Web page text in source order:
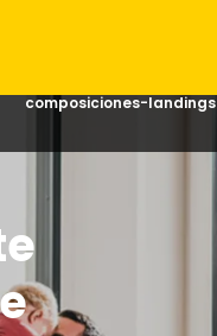
composiciones-landings